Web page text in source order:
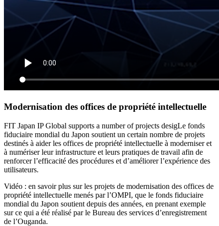
Modernisation des offices de propriété intellectuelle
FIT Japan IP Global supports a number of projects desigLe fonds
fiduciaire mondial du Japon soutient un certain nombre de projets
destinés à aider les offices de propriété intellectuelle à moderniser et
à numériser leur infrastructure et leurs pratiques de travail afin de
renforcer l’efficacité des procédures et d’améliorer l’expérience des
utilisateurs.
Vidéo : en savoir plus sur les projets de modernisation des offices de
propriété intellectuelle menés par l’OMPI, que le fonds fiduciaire
mondial du Japon soutient depuis des années, en prenant exemple
sur ce qui a été réalisé par le Bureau des services d’enregistrement
de l’Ouganda.